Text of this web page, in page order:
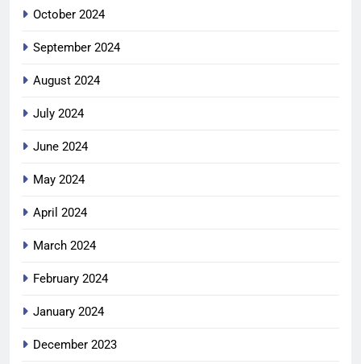
October 2024
September 2024
August 2024
July 2024
June 2024
May 2024
April 2024
March 2024
February 2024
January 2024
December 2023